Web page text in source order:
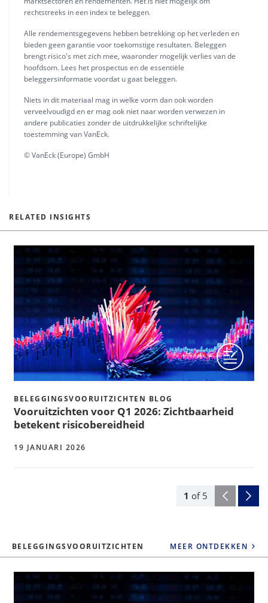
rechtstreeks in een index te beleggen.
Alle rendementsgegevens hebben betrekking op het verleden en
bieden geen garantie voor toekomstige resultaten. Beleggen
brengt risico's met zich mee, waaronder mogelijk verlies van de
hoofdsom. Lees het prospectus en de essentiële
beleggersinformatie voordat u gaat beleggen.
Niets in dit materiaal mag in welke vorm dan ook worden
verveelvoudigd en er mag ook niet naar worden verwezen in
andere publicaties zonder de uitdrukkelijke schriftelijke
toestemming van VanEck.
© VanEck (Europe) GmbH
RELATED INSIGHTS
1 of 5
BELEGGINGSVOORUITZICHTEN BLOG
Vooruitzichten voor Q1 2026: Zichtbaarheid
betekent risicobereidheid
19 JANUARI 2026
BELEGGINGSVOORUITZICHTEN MEER ONTDEKKEN